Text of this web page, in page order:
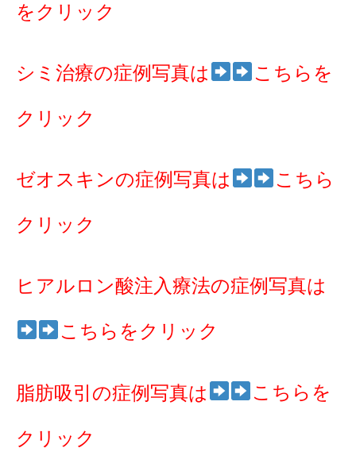
をクリック
シミ治療の症例写真は こちらを
クリック
ゼオスキンの症例写真は こちら
クリック
ヒアルロン酸注入療法の症例写真は
こちらをクリック
脂肪吸引の症例写真は こちらを
クリック